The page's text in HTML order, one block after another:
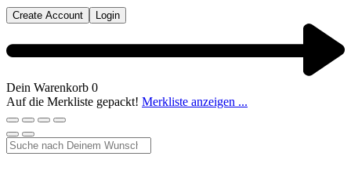
Create Account Login
Dein Warenkorb 0
Auf die Merkliste gepackt! Merkliste anzeigen ...